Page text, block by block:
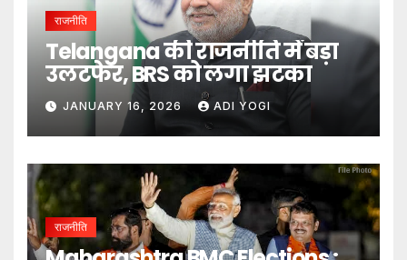
राजनीति
Telangana की राजनीति में बड़ा
उलटफेर, BRS को लगा झटका
JANUARY 16, 2026 ADI YOGI
राजनीति